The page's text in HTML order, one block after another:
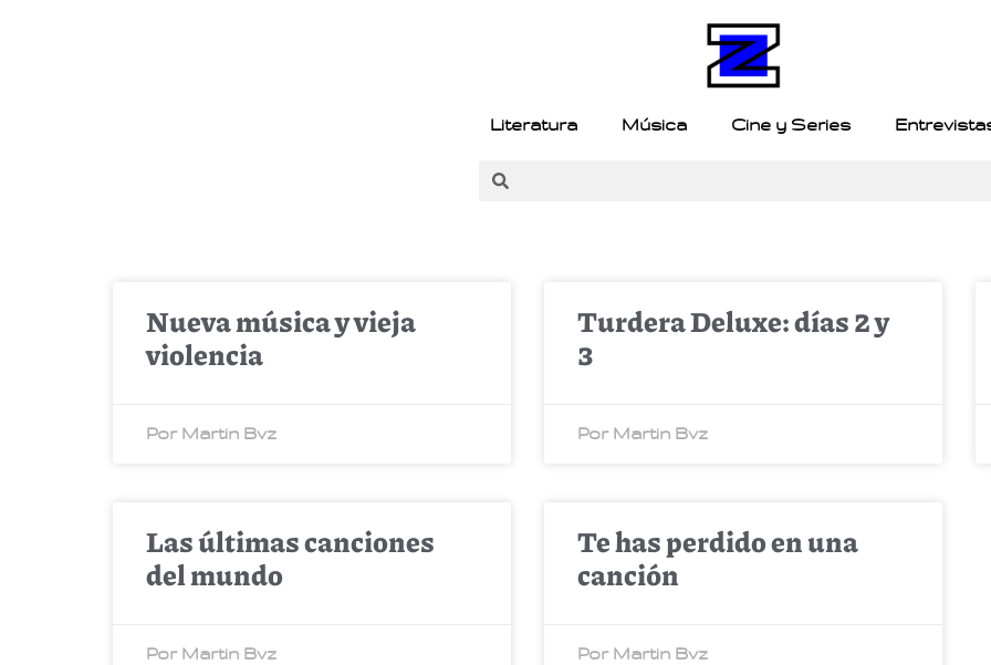
Literatura Música Cine y Series
Nueva música y vieja
violencia
Por Martin Bvz
Turdera Deluxe: días 2 y
3
Por Martin Bvz
Las últimas canciones
del mundo
Por Martin Bvz
Te has perdido en una
canción
Por Martin Bvz